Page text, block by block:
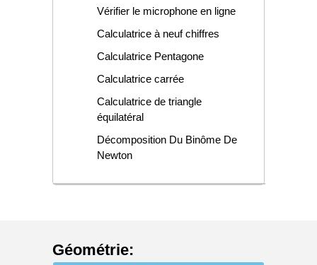
Vérifier le microphone en ligne
Calculatrice à neuf chiffres
Calculatrice Pentagone
Calculatrice carrée
Calculatrice de triangle
équilatéral
Décomposition Du Binôme De
Newton
Géométrie: